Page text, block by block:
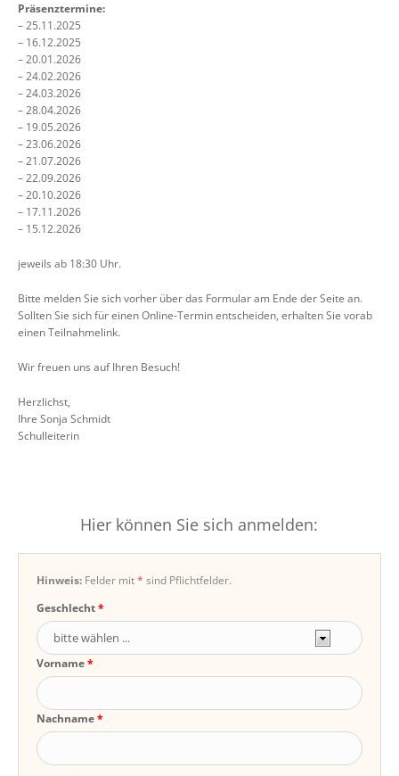
Präsenztermine:
– 25.11.2025
– 16.12.2025
– 20.01.2026
– 24.02.2026
– 24.03.2026
– 28.04.2026
– 19.05.2026
– 23.06.2026
– 21.07.2026
– 22.09.2026
– 20.10.2026
– 17.11.2026
– 15.12.2026
jeweils ab 18:30 Uhr.
Bitte melden Sie sich vorher über das Formular am Ende der Seite an.
Sollten Sie sich für einen Online-Termin entscheiden, erhalten Sie vorab
einen Teilnahmelink.
Wir freuen uns auf Ihren Besuch!
Herzlichst,
Ihre Sonja Schmidt
Schulleiterin
Hier können Sie sich anmelden:
Hinweis: Felder mit* sind Pflichtfelder.
Geschlecht
Vorname
Nachname